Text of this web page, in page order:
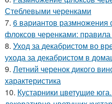
Стеблевыми черенками
7. 6 вариантов
флоксов черенками:
8. Уход за декабристом во
ухода за декабристом в
9. Летний черенок дикого
характеристика
10. Кустарники цветущие